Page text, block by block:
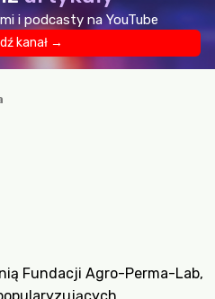
i podcasty na YouTube
kanał →
Fundacji Agro-Perma-Lab,